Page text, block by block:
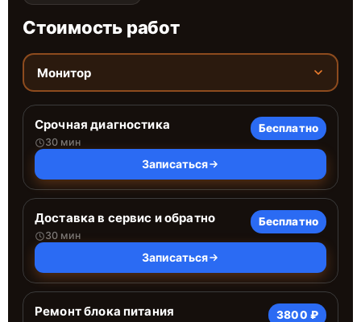
Стоимость работ
Монитор
Срочная диагностика
30 мин
Бесплатно
Записаться
Доставка в сервис и обратно
30 мин
Бесплатно
Записаться
Ремонт блока питания 3800 ₽